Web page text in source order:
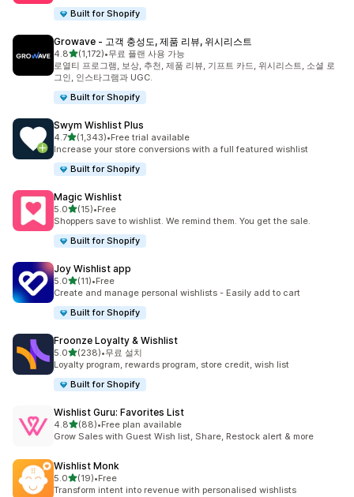
Built for Shopify
Growave ‑ 고객 충성도, 제품 리뷰, 위시리스트
4.8별 5개 중
(1,172)
총 리뷰 1172개
•무료 플랜 사용 가능
로열티 프로그램, 보상, 추천, 제품 리뷰, 기프트 카드, 위시리스트, 소셜 로
그인, 인스타그램과 UGC.
Built for Shopify
Swym Wishlist Plus
4.7별 5개 중
(1,343)
총 리뷰 1343개
•Free trial available
Increase your store conversions with a full featured wishlist
Built for Shopify
Magic Wishlist
5.0별 5개 중
(15)
총 리뷰 15개
•Free
Shoppers save to wishlist. We remind them. You get the sale.
Built for Shopify
Joy Wishlist app
5.0별 5개 중
(11)
총 리뷰 11개
•Free
Create and manage personal wishlists - Easily add to cart
Built for Shopify
Froonze Loyalty & Wishlist
5.0별 5개 중
(238)
총 리뷰 238개
•무료 설치
Loyalty program, rewards program, store credit, wish list
Built for Shopify
Wishlist Guru: Favorites List
4.8별 5개 중
(88)
총 리뷰 88개
•Free plan available
Grow Sales with Guest Wish list, Share, Restock alert & more
Wishlist Monk
5.0별 5개 중
(19)
총 리뷰 19개
•Free
Transform intent into revenue with personalised wishlists